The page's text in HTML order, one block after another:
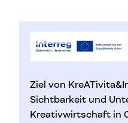
Ziel von
Sichtbarkeit und
Kreativwirtschaft in